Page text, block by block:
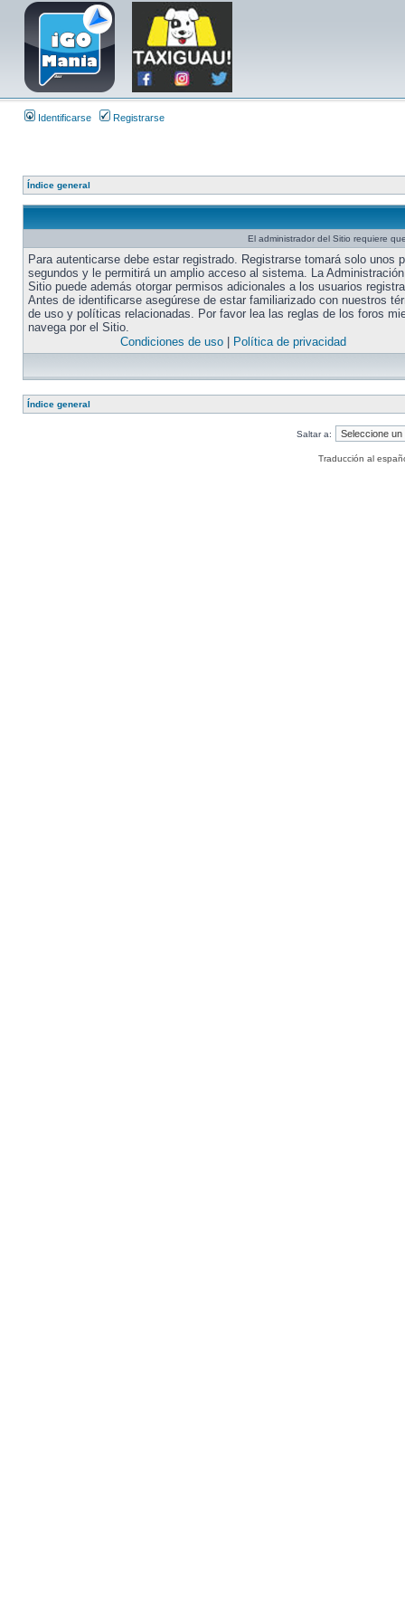
Identificarse Registrarse
Índice general
El administrador del Sitio requiere
Para autenticarse debe estar registrado. Registrarse tomará solo unos
segundos y le permitirá un amplio acceso al sistema. La
Sitio puede además otorgar permisos adicionales a los usuarios
Antes de identificarse asegúrese de estar familiarizado con nuestros
de uso y políticas relacionadas. Por favor lea las reglas de los foros
navega por el Sitio.
Condiciones de uso| Política de privacidad
Índice general
Saltar a:
Traducción al